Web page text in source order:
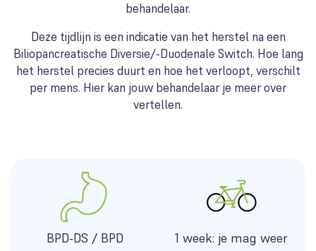
behandelaar.
Deze tijdlijn is een indicatie van het herstel na een
Biliopancreatische Diversie/-Duodenale Switch. Hoe lang
het herstel precies duurt en hoe het verloopt, verschilt
per mens. Hier kan jouw behandelaar je meer over
vertellen.
BPD-DS / BPD
1 week: je mag weer